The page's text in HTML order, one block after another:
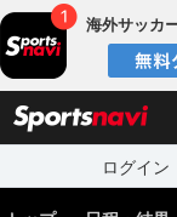
海外サッカ
ログイン